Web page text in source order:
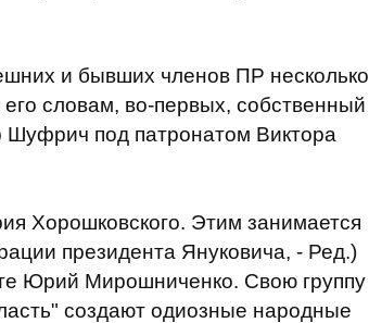
и бывших членов ПР несколько
словам, во-первых, собственный
Шуфрич под патронатом Виктора
Хорошковского. Этим занимается
президента Януковича, - Ред.)
Юрий Мирошниченко. Свою группу
создают одиозные народные